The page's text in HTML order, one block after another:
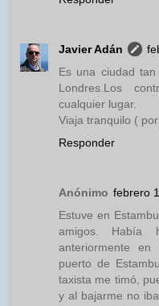
Javier Adán
Es una ciudad
Londres.Los
cualquier lugar.
Viaja tranquilo (
Responder
Anónimo febrero
Estuve en
amigos. Había
anteriormente
puerto de
taxista me timó,
y al bajarme no